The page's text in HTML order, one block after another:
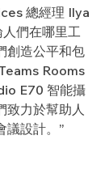
總經理 Ilya
們在哪里工
創造公平和包
Rooms
E70 智能攝
致力於幫助人
議設計。”